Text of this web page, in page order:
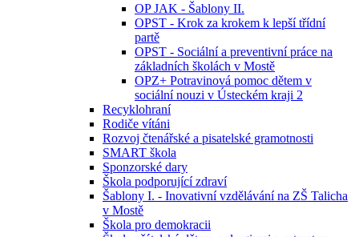
OP JAK - Šablony II.
OPST - Krok za krokem k lepší třídní
partě
OPST - Sociální a preventivní práce na
základních školách v Mostě
OPZ+ Potravinová pomoc dětem v
sociální nouzi v Ústeckém kraji 2
Recyklohraní
Rodiče vítáni
Rozvoj čtenářské a pisatelské gramotnosti
SMART škola
Sponzorské dary
Škola podporující zdraví
Šablony I. - Inovativní vzdělávání na ZŠ Talicha
v Mostě
Škola pro demokracii